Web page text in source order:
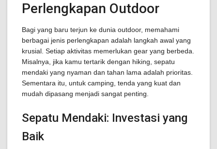
Perlengkapan Outdoor
Bagi yang baru terjun ke dunia outdoor, memahami
berbagai jenis perlengkapan adalah langkah awal yang
krusial. Setiap aktivitas memerlukan gear yang berbeda.
Misalnya, jika kamu tertarik dengan hiking, sepatu
mendaki yang nyaman dan tahan lama adalah prioritas.
Sementara itu, untuk camping, tenda yang kuat dan
mudah dipasang menjadi sangat penting.
Sepatu Mendaki: Investasi yang
Baik